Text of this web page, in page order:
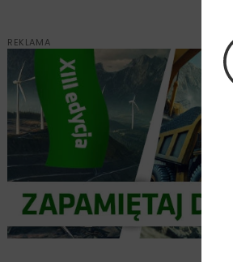
REKLAMA